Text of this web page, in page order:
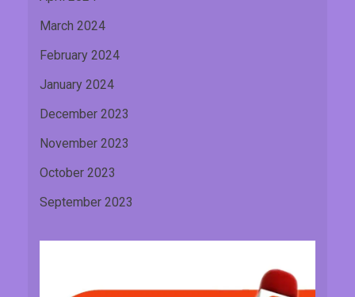
March 2024
February 2024
January 2024
December 2023
November 2023
October 2023
September 2023